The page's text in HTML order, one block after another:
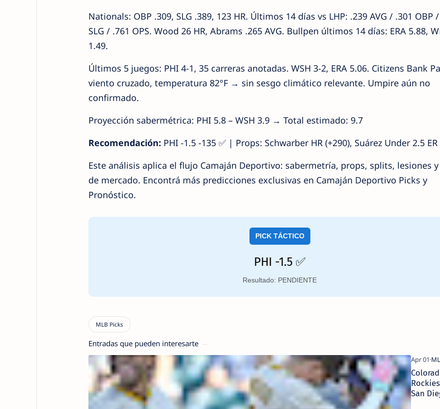
Nationals: OBP .309, SLG .389, 123 HR. Últimos 14 días vs LHP: .239 AVG / .301 OBP
SLG / .761 OPS. Wood 26 HR, Abrams .265 AVG. Bullpen últimos 14 días: ERA 5.88,
1.49.
Últimos 5 juegos: PHI 4-1, 35 carreras anotadas. WSH 3-2, ERA 5.06. Citizens Bank
viento cruzado, temperatura 82°F → sin sesgo climático relevante. Umpire aún no
confirmado.
Proyección sabermétrica: PHI 5.8 – WSH 3.9 → Total estimado: 9.7
Recomendación: PHI -1.5 -135 ✅ | Props: Schwarber HR (+290), Suárez Under 2.5 ER
Este análisis aplica el flujo Camaján Deportivo: sabermetría, props, splits, lesiones
de mercado. Encontrá más predicciones exclusivas en Camaján Deportivo Picks y
Pronóstico.
PICK TÁCTICO
PHI -1.5 ✅
Resultado: PENDIENTE
Entradas que pueden interesarte
San
Padres